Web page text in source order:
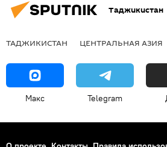
Таджикистан
ТАДЖИКИСТАН ЦЕНТРАЛЬНАЯ АЗИЯ
Макс Telegram